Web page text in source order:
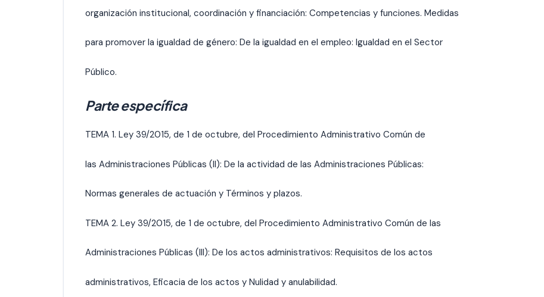
organización institucional, coordinación y financiación: Competencias y funciones. Medidas
para promover la igualdad de género: De la igualdad en el empleo: Igualdad en el Sector
Público.
Parte específica
TEMA 1. Ley 39/2015, de 1 de octubre, del Procedimiento Administrativo Común de
las Administraciones Públicas (II): De la actividad de las Administraciones Públicas:
Normas generales de actuación y Términos y plazos.
TEMA 2. Ley 39/2015, de 1 de octubre, del Procedimiento Administrativo Común de las
Administraciones Públicas (III): De los actos administrativos: Requisitos de los actos
administrativos, Eficacia de los actos y Nulidad y anulabilidad.